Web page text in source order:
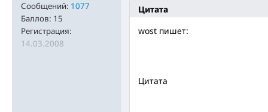
Сообщений: 1077
Баллов: 15
Регистрация:
14.03.2008
Цитата
wost пишет:
Цитата